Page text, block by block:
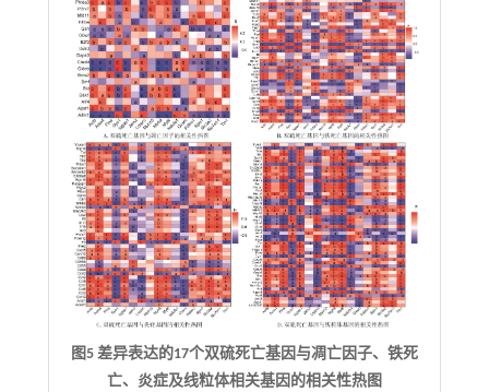
图5 差异表达的17个双硫死亡基因与凋亡因子、铁死
亡、炎症及线粒体相关基因的相关性热图